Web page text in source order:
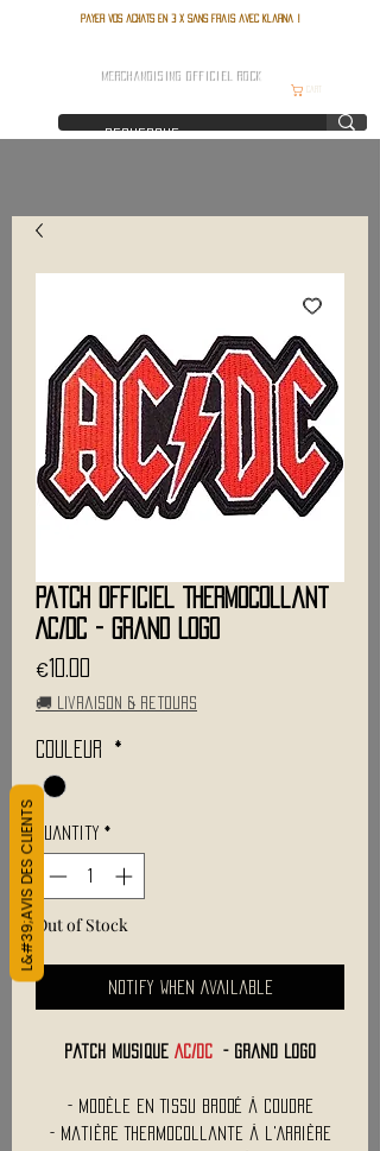
Payer vos achats en 3 x sans frais avec Klarna !
MERCHANDISING OFFICIEL ROCK
Patch Officiel Thermocollant
AC/DC - Grand Logo
€10.00
🚚 Livraison & retours
Couleur *
Quantity *
Out of Stock
Notify When Available
Patch Musique AC/DC - Grand Logo
- Modèle en Tissu Brodé à Coudre
- Matière Thermocollante à l'Arrière
L&#39;AVIS DES CLIENTS